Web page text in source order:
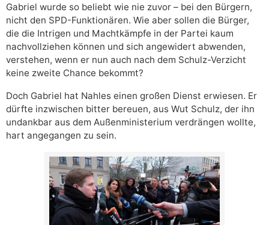
Gabriel wurde so beliebt wie nie zuvor – bei den Bürgern,
nicht den SPD-Funktionären. Wie aber sollen die Bürger,
die die Intrigen und Machtkämpfe in der Partei kaum
nachvollziehen können und sich angewidert abwenden,
verstehen, wenn er nun auch nach dem Schulz-Verzicht
keine zweite Chance bekommt?
Doch Gabriel hat Nahles einen großen Dienst erwiesen. Er
dürfte inzwischen bitter bereuen, aus Wut Schulz, der ihn
undankbar aus dem Außenministerium verdrängen wollte,
hart angegangen zu sein.